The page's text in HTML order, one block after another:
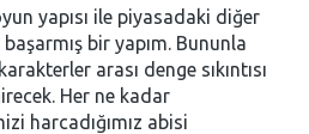
yapısı ile piyasadaki diğer
bir yapım. Bununla
arası denge sıkıntısı
Her ne kadar
harcadığımız abisi